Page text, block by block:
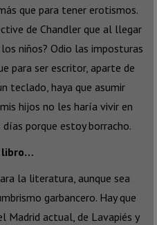
que para tener erotismos.
de Chandler que al llegar
niños? Odio las imposturas
para ser escritor, aparte de
teclado, haya que asumir
hijos no les haría vivir en
porque estoy borracho.
libro…
la literatura, aunque sea
garbancero. Hay que
Madrid actual, de Lavapiés y